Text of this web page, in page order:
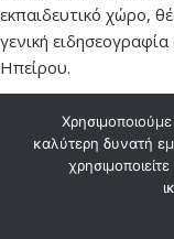
εκπαιδευτικό χώρο,
γενική
Ηπείρου.
καλύτερη δυνατή